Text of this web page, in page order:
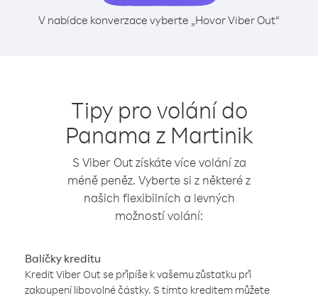
V nabídce konverzace vyberte „Hovor Viber Out“
Tipy pro volání do
Panama z Martinik
S Viber Out získáte více volání za
méně peněz. Vyberte si z některé z
našich flexibilních a levných
možností volání:
Balíčky kreditu
Kredit Viber Out se připíše k vašemu zůstatku při
zakoupení libovolné částky. S tímto kreditem můžete